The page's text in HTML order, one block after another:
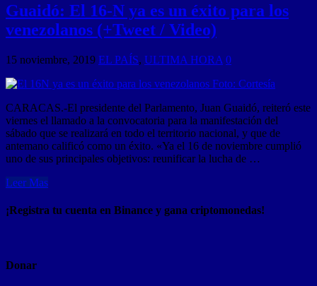
Guaidó: El 16-N ya es un éxito para los
venezolanos (+Tweet / Video)
15 noviembre, 2019 EL PAÍS, ULTIMA HORA 0
CARACAS.-El presidente del Parlamento, Juan Guaidó, reiteró este
viernes el llamado a la convocatoria para la manifestación del
sábado que se realizará en todo el territorio nacional, y que de
antemano calificó como un éxito. «Ya el 16 de noviembre cumplió
uno de sus principales objetivos: reunificar la lucha de …
Leer Mas
¡Registra tu cuenta en Binance y gana criptomonedas!
Donar